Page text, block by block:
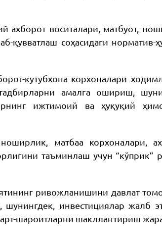
ахборот воситалари, матбуот,
қувватлаш соҳасидаги норматив-
кутубхона корхоналари
амалга ошириш,
ижтимоий ва ҳуқуқий
матбаа корхоналари,
таъминлаш учун “кўприк”
ривожланишини давлат
инвестициялар жалб
шароитларни шакллантириш